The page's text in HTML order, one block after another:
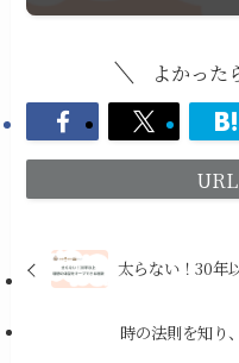
よかった
太らない！30年
時の法則を知り